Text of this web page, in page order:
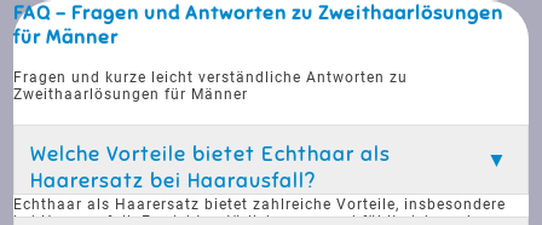
FAQ - Fragen und Antworten zu Zweithaarlösungen
für Männer
Fragen und kurze leicht verständliche Antworten zu
Zweithaarlösungen für Männer
Welche Vorteile bietet Echthaar als
Haarersatz bei Haarausfall?
Echthaar als Haarersatz bietet zahlreiche Vorteile, insbesondere
bei Haarausfall. Es sieht natürlicher aus und fühlt sich auch so an,